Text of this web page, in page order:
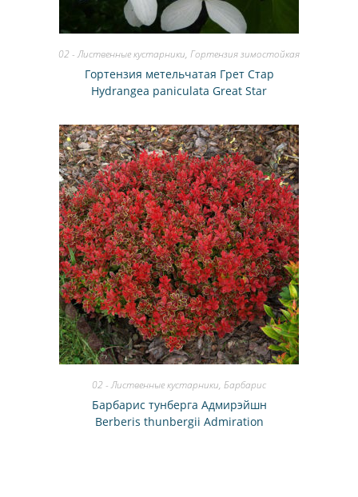
02 - Лиственные кустарники, Гортензия зимостойкая
Гортензия метельчатая Грет Стар
Hydrangea paniculata Great Star
02 - Лиственные кустарники, Барбарис
Барбарис тунберга Адмирэйшн
Berberis thunbergii Admiration